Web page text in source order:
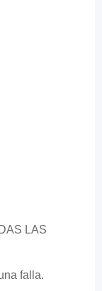
LAS
falla.